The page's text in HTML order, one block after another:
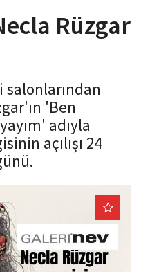
Rüzgar
salonlarından
'Ben
adıyla
açılışı 24